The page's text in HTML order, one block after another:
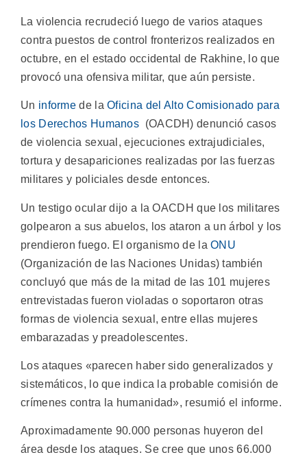
La violencia recrudeció luego de varios ataques
contra puestos de control fronterizos realizados en
octubre, en el estado occidental de Rakhine, lo que
provocó una ofensiva militar, que aún persiste.
Un informe de laOficina del Alto Comisionado para
los Derechos Humanos (OACDH) denunció casos
de violencia sexual, ejecuciones extrajudiciales,
tortura y desapariciones realizadas por las fuerzas
militares y policiales desde entonces.
Un testigo ocular dijo a la OACDH que los militares
golpearon a sus abuelos, los ataron a un árbol y los
prendieron fuego. El organismo de laONU
(Organización de las Naciones Unidas) también
concluyó que más de la mitad de las 101 mujeres
entrevistadas fueron violadas o soportaron otras
formas de violencia sexual, entre ellas mujeres
embarazadas y preadolescentes.
Los ataques «parecen haber sido generalizados y
sistemáticos, lo que indica la probable comisión de
crímenes contra la humanidad», resumió el informe.
Aproximadamente 90.000 personas huyeron del
área desde los ataques. Se cree que unos 66.000